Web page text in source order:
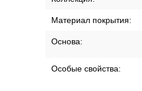
Материал покрытия:
Основа:
Особые свойства: